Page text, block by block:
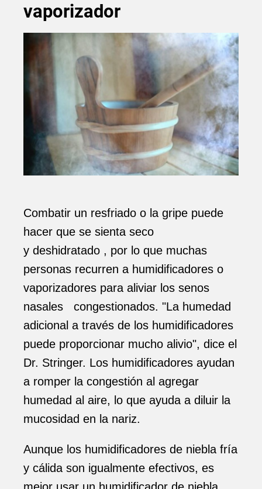
vaporizador
Combatir un resfriado o la gripe puede
hacer que se sienta seco
y deshidratado , por lo que muchas
personas recurren a humidificadores o
vaporizadores para aliviar los senos
nasales congestionados. "La humedad
adicional a través de los humidificadores
puede proporcionar mucho alivio", dice el
Dr. Stringer. Los humidificadores ayudan
a romper la congestión al agregar
humedad al aire, lo que ayuda a diluir la
mucosidad en la nariz.
Aunque los humidificadores de niebla fría
y cálida son igualmente efectivos, es